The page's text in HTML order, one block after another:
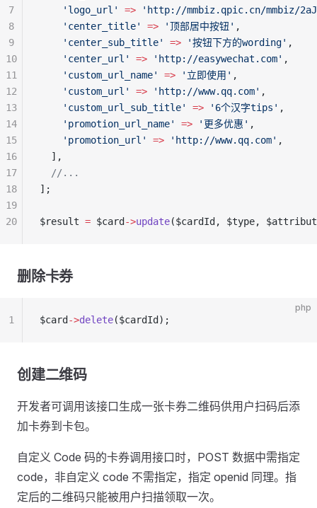
    'logo_url'
=> 'http://mmbiz.qpic.cn/mmbiz/
    'center_title'
=> '顶部居中按钮' ,
    'center_sub_title'
=> '按钮下方的wording' ,
    'center_url'
=> 'http://easywechat.com' ,
    'custom_url_name'
=> '立即使用' ,
    'custom_url'
=> 'http://www.qq.com' ,
    'custom_url_sub_title'
=> '6个汉字tips' ,
    'promotion_url_name'
=> '更多优惠' ,
    'promotion_url'
=> 'http://www.qq.com' ,
  ],
  //...
];
$result = $card ->update($cardId, $type,
7
8
9
10
11
12
13
14
15
16
17
18
19
20
删除卡券
php
$card ->delete($cardId);
1
创建二维码
开发者可调用该接口生成一张卡券二维码供用户扫码后添
加卡券到卡包。
自定义 Code 码的卡券调用接口时，POST 数据中需指定
code，非自定义 code 不需指定，指定 openid 同理。指
定后的二维码只能被用户扫描领取一次。